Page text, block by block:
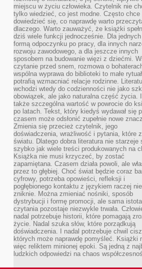
miejscu w życiu człowieka. Czytelnik nie
tylko wiedzieć, co jest modne. Często chce
dowiedzieć się, co naprawdę warto
dlaczego. Warto zauważyć, że książki
dziś wiele funkcji jednocześnie. Dla
formą odpoczynku po pracy, dla innych
rozwoju zawodowego, a dla jeszcze innych
sposobem na budowanie więzi z dziećmi.
czytanie przed snem, rozmowa o
wspólna wyprawa do biblioteki to małe
potrafią wzmacniać relacje rodzinne.
wchodzi wtedy do codzienności nie jako
obowiązek, ale jako naturalna część życia.
także szczególna wartość w powrocie do
po latach. Tekst, który kiedyś wydawał się
czasem może odsłonić zupełnie nowe
Zmienia się przecież czytelnik, jego
doświadczenia, wrażliwość i pytania, które
światu. Dlatego dobra literatura nie starzeje
szybko jak wiele treści produkowanych na
Książka nie musi krzyczeć, by zostać
zapamiętana. Czasem działa powoli, ale
przez to głębiej. Choć świat będzie coraz
cyfrowy, potrzeba opowieści, refleksji i
pogłębionego kontaktu z językiem raczej nie
zniknie. Można zmieniać nośniki, sposób
dystrybucji i formę promocji, ale sama istota
czytania pozostaje niezwykle trwała.
nadal potrzebuje historii, które pomagają
życie. Nadal szuka słów, które porządkują
doświadczenia. I nadal potrzebuje chwil
których może naprawdę pomyśleć. Książki
więc reliktem minionej epoki. Są jedną z
ludzkich odpowiedzi na chaos